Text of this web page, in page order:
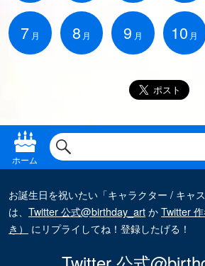
7 月 8 月 9 月 10 月
ホーム
お誕生日を祝いたい「キャラクター / キャ
は、 Twitter 公式@birthday_artかTwitter
き）
にリプライしてね！登録したげる！